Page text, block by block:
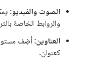
الصوت والفيديو:
والروابط الخاصة
العناوين: أضِف
كعنوان.